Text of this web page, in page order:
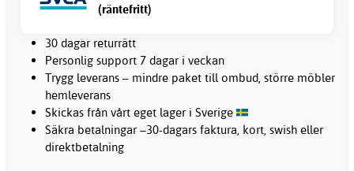
(räntefritt)
30 dagar returrätt
Personlig support 7 dagar i veckan
Trygg leverans – mindre paket till ombud, större möbler
hemleverans
Skickas från vårt eget lager i Sverige
Säkra betalningar –30-dagars faktura, kort, swish eller
direktbetalning